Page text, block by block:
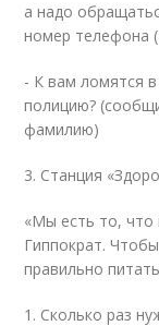
а надо
номер телефона
- К вам ломятся
полицию?
фамилию)
3. Станция
«Мы есть то, что
Гиппократ.
правильно
1. Сколько раз